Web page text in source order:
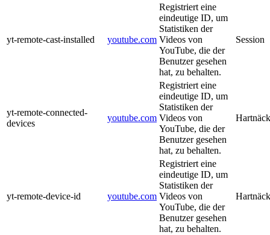
yt-remote-cast-installed youtube.com
Registriert eine
eindeutige ID, um
Statistiken der
Videos von
YouTube, die der
Benutzer gesehen
hat, zu behalten.
Session
yt-remote-connected-
devices
youtube.com
Registriert eine
eindeutige ID, um
Statistiken der
Videos von
YouTube, die der
Benutzer gesehen
hat, zu behalten.
yt-remote-device-id youtube.com
Registriert eine
eindeutige ID, um
Statistiken der
Videos von
YouTube, die der
Benutzer gesehen
hat, zu behalten.